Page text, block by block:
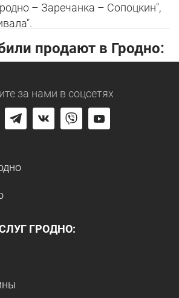
– Заречанка – Сопоцкин",
продают в Гродно:
за нами в соцсетях
ГРОДНО: